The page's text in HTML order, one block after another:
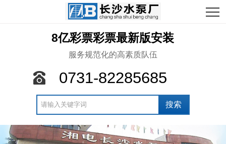
8亿彩票彩票最新版安装
服务规范化的高素质队伍
0731-82285685